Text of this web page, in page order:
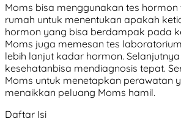
Moms bisa menggunakan tes
rumah untuk menentukan apakah
hormon yang bisa berdampak pada
Moms juga memesan tes
lebih lanjut kadar hormon.
kesehatanbisa mendiagnosis tepat.
Moms untuk menetapkan perawatan
menaikkan peluang Moms hamil.
Daftar Isi